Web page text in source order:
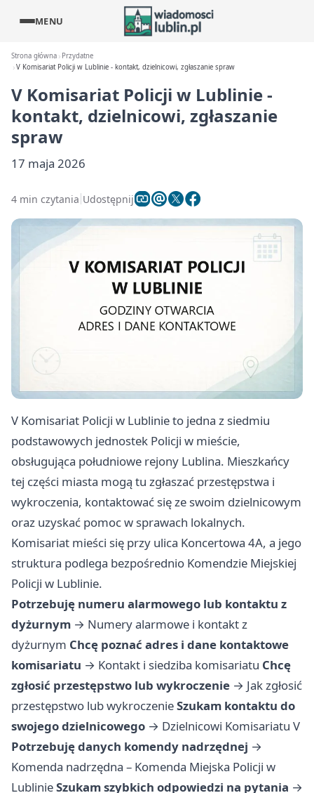
MENU
Strona główna
Przydatne
V Komisariat Policji w Lublinie - kontakt, dzielnicowi, zgłaszanie spraw
V Komisariat Policji w Lublinie -
kontakt, dzielnicowi, zgłaszanie
spraw
17 maja 2026
4 min czytania Udostępnij
V Komisariat Policji w Lublinie to jedna z siedmiu
podstawowych jednostek Policji w mieście,
obsługująca południowe rejony Lublina. Mieszkańcy
tej części miasta mogą tu zgłaszać przestępstwa i
wykroczenia, kontaktować się ze swoim dzielnicowym
oraz uzyskać pomoc w sprawach lokalnych.
Komisariat mieści się przy ulica Koncertowa 4A, a jego
struktura podlega bezpośrednio Komendzie Miejskiej
Policji w Lublinie.
Potrzebuję numeru alarmowego lub kontaktu z
dyżurnym → Numery alarmowe i kontakt z
dyżurnym Chcę poznać adres i dane kontaktowe
komisariatu → Kontakt i siedziba komisariatu Chcę
zgłosić przestępstwo lub wykroczenie → Jak zgłosić
przestępstwo lub wykroczenieSzukam kontaktu do
swojego dzielnicowego → Dzielnicowi Komisariatu V
Potrzebuję danych komendy nadrzędnej →
Komenda nadrzędna – Komenda Miejska Policji w
LublinieSzukam szybkich odpowiedzi na pytania →